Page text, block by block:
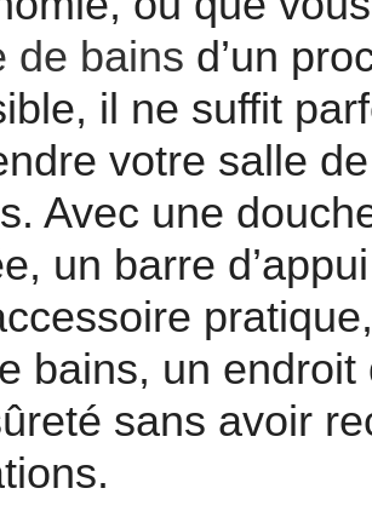
de bains d’un
il ne suffit
votre salle
Avec une
un barre
bains, un
sans avoir